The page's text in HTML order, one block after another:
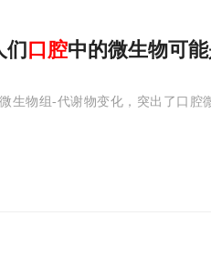
们口腔中的微生物可
生物组-代谢物变化，突出了口